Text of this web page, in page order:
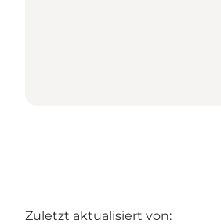
Zuletzt aktualisiert von: